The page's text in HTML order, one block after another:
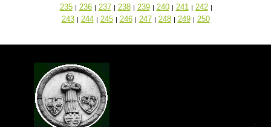
235 | 236 | 237 | 238 | 239 | 240 | 241 | 242 |
243 | 244 | 245 | 246 | 247 | 248 | 249 | 250